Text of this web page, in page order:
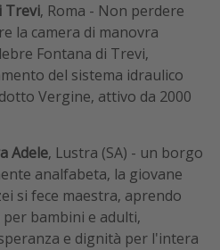
Trevi, Roma - Non perdere
la camera di manovra
Fontana di Trevi,
del sistema idraulico
Vergine, attivo da 2000
Adele, Lustra (SA) - un borgo
analfabeta, la giovane
si fece maestra, aprendo
per bambini e adulti,
e dignità per l'intera